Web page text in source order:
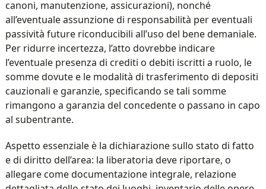
canoni, manutenzione, assicurazioni), nonché
all’eventuale assunzione di responsabilità per eventuali
passività future riconducibili all’uso del bene demaniale.
Per ridurre incertezza, l’atto dovrebbe indicare
l’eventuale presenza di crediti o debiti iscritti a ruolo, le
somme dovute e le modalità di trasferimento di depositi
cauzionali e garanzie, specificando se tali somme
rimangono a garanzia del concedente o passano in capo
al subentrante.
Aspetto essenziale è la dichiarazione sullo stato di fatto
e di diritto dell’area: la liberatoria deve riportare, o
allegare come documentazione integrale, relazione